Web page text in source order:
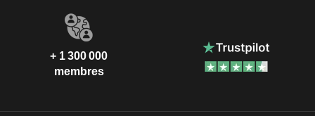
+ 1 300 000
membres